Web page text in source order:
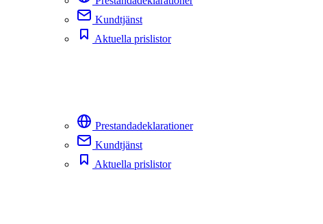
Kundtjänst
Aktuella prislistor
Prestandadeklarationer
Kundtjänst
Aktuella prislistor